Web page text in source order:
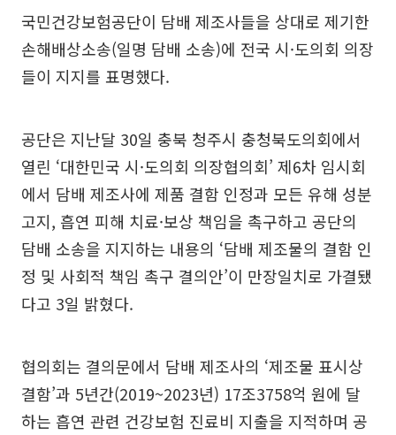
국민건강보험공단이 담배 제조사들을 상대로 제기한
손해배상소송(일명 담배 소송)에 전국 시·도의회 의장
들이 지지를 표명했다.
공단은 지난달 30일 충북 청주시 충청북도의회에서
열린 ‘대한민국 시·도의회 의장협의회’ 제6차 임시회
에서 담배 제조사에 제품 결함 인정과 모든 유해 성분
고지, 흡연 피해 치료·보상 책임을 촉구하고 공단의
담배 소송을 지지하는 내용의 ‘담배 제조물의 결함 인
정 및 사회적 책임 촉구 결의안’이 만장일치로 가결됐
다고 3일 밝혔다.
협의회는 결의문에서 담배 제조사의 ‘제조물 표시상
결함’과 5년간(2019~2023년) 17조3758억 원에 달
하는 흡연 관련 건강보험 진료비 지출을 지적하며 공